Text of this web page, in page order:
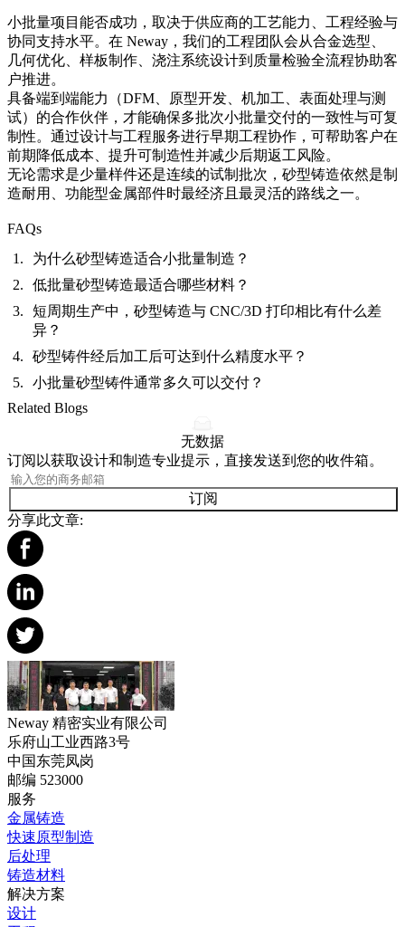
小批量项目能否成功，取决于供应商的工艺能力、工程经验与
协同支持水平。在 Neway，我们的工程团队会从合金选型、
几何优化、样板制作、浇注系统设计到质量检验全流程协助客
户推进。
具备端到端能力（DFM、原型开发、机加工、表面处理与测
试）的合作伙伴，才能确保多批次小批量交付的一致性与可复
制性。通过设计与工程服务进行早期工程协作，可帮助客户在
前期降低成本、提升可制造性并减少后期返工风险。
无论需求是少量样件还是连续的试制批次，砂型铸造依然是制
造耐用、功能型金属部件时最经济且最灵活的路线之一。
FAQs
为什么砂型铸造适合小批量制造？
低批量砂型铸造最适合哪些材料？
短周期生产中，砂型铸造与 CNC/3D 打印相比有什么差
异？
砂型铸件经后加工后可达到什么精度水平？
小批量砂型铸件通常多久可以交付？
Related Blogs
无数据
订阅以获取设计和制造专业提示，直接发送到您的收件箱。
订阅
分享此文章:
Neway 精密实业有限公司
乐府山工业西路3号
中国东莞凤岗
邮编 523000
服务
金属铸造
快速原型制造
后处理
铸造材料
解决方案
设计